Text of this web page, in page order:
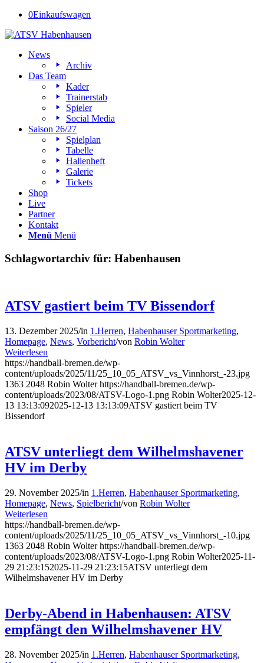
0Einkaufswagen
News
Archiv
Das Team
Kader
Trainerstab
Spieler
Social Media
Saison 26/27
Spielplan
Tabelle
Hallenheft
Galerie
Tickets
Shop
Live
Partner
Kontakt
Menü Menü
Schlagwortarchiv für: Habenhausen
ATSV gastiert beim TV Bissendorf
13. Dezember 2025/in 1.Herren, Habenhauser Sportmarketing,
Homepage, News, Vorbericht/von Robin Wolter
Weiterlesen
https://handball-bremen.de/wp-
content/uploads/2025/11/25_10_05_ATSV_vs_Vinnhorst_-23.jpg
1363 2048 Robin Wolter https://handball-bremen.de/wp-
content/uploads/2023/08/ATSV-Logo-1.png Robin Wolter2025-12-
13 13:13:092025-12-13 13:13:09ATSV gastiert beim TV
Bissendorf
ATSV unterliegt dem Wilhelmshavener
HV im Derby
29. November 2025/in 1.Herren, Habenhauser Sportmarketing,
Homepage, News, Spielbericht/von Robin Wolter
Weiterlesen
https://handball-bremen.de/wp-
content/uploads/2025/11/25_10_05_ATSV_vs_Vinnhorst_-10.jpg
1363 2048 Robin Wolter https://handball-bremen.de/wp-
content/uploads/2023/08/ATSV-Logo-1.png Robin Wolter2025-11-
29 21:23:152025-11-29 21:23:15ATSV unterliegt dem
Wilhelmshavener HV im Derby
Derby-Abend in Habenhausen: ATSV
empfängt den Wilhelmshavener HV
28. November 2025/in 1.Herren, Habenhauser Sportmarketing,